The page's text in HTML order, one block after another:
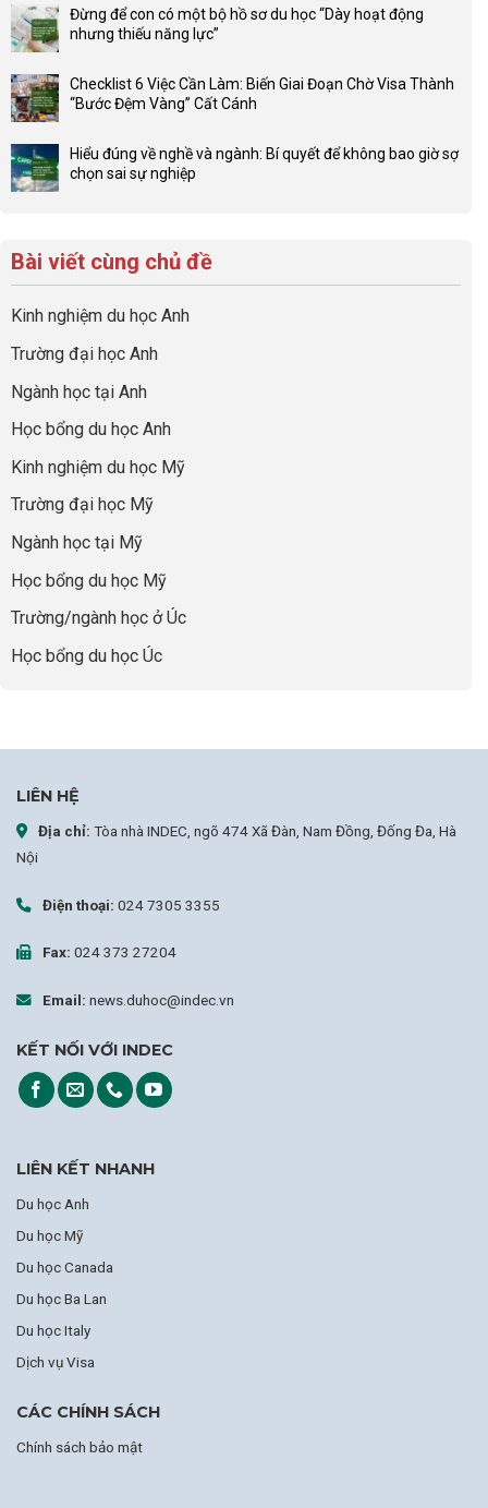
Lợi
thế
sức
mạnh
network
gia
đình
sự
nghiệp
bình
luận
Đầu
tư
sớm:
Chiến
hiệu
quả
của
cha
thông
Đừng để con có một bộ hồ sơ du học “Dày hoạt động
nhưng thiếu năng lực”
bình
luận
Đừng
để
bộ
hồ
sơ
du
học
“Dày
hoạt
động
nhưng
thiếu
năng
lực”
Checklist 6 Việc Cần Làm: Biến Giai Đoạn Chờ Visa Thành
“Bước Đệm Vàng” Cất Cánh
bình
luận
Việc
Biến
Đoạn
Visa
“Bước
Vàng”
Cất
Cánh
Hiểu đúng về nghề và ngành: Bí quyết để không bao giờ sợ
chọn sai sự nghiệp
luận
ở
Hiểu
đúng
nghề
và
ngành:
Bí
quyết
không
giờ
chọn
sự
Bài viết cùng chủ đề
Kinh nghiệm du học Anh
Trường đại học Anh
Ngành học tại Anh
Học bổng du học Anh
Kinh nghiệm du học Mỹ
Trường đại học Mỹ
Ngành học tại Mỹ
Học bổng du học Mỹ
Trường/ngành học ở Úc
Học bổng du học Úc
LIÊN HỆ
Địa chỉ: Tòa nhà INDEC, ngõ 474 Xã Đàn, Nam Đồng, Đống Đa, Hà
Nội
Điện thoại: 024 7305 3355
Fax: 024 373 27204
Email: news.duhoc@indec.vn
KẾT NỐI VỚI INDEC
LIÊN KẾT NHANH
Du học Anh
Du học Mỹ
Du học Canada
Du học Ba Lan
Du học Italy
Dịch vụ Visa
CÁC CHÍNH SÁCH
Chính sách bảo mật